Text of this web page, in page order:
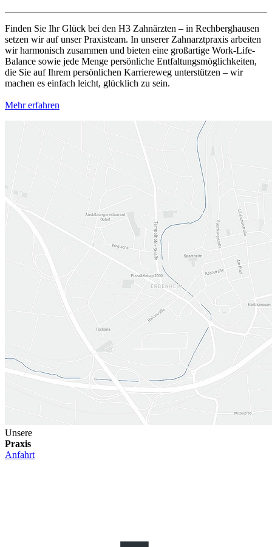
Finden Sie Ihr Glück bei den H3 Zahnärzten – in Rechberghausen
setzen wir auf unser Praxisteam. In unserer Zahnarztpraxis arbeiten
wir harmonisch zusammen und bieten eine großartige Work-Life-
Balance sowie jede Menge persönliche Entfaltungsmöglichkeiten,
die Sie auf Ihrem persönlichen Karriereweg unterstützen – wir
machen es einfach leicht, glücklich zu sein.
Mehr erfahren
Unsere
Praxis
Anfahrt